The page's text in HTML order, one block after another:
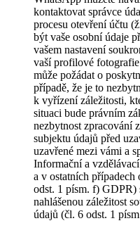
kontaktovat správce
procesu otevření účtu
být vaše osobní údaje
vašem nastavení
vaší profilové
může požádat o
případě, že je to
k vyřízení záležitosti,
situaci bude právním
nezbytnost zpracování
subjektu údajů před
uzavřené mezi vámi a
Informační a
a v ostatních případech
odst. 1 písm. f)
nahlášenou záležitost
údajů (čl. 6 odst. 1